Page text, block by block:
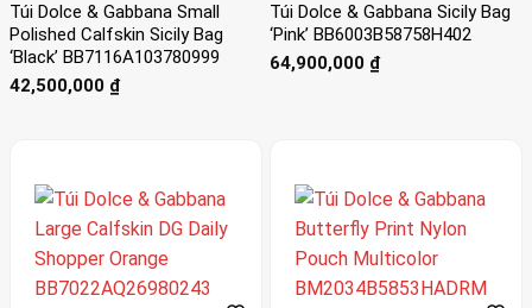
Túi Dolce & Gabbana Small
Polished Calfskin Sicily Bag
‘Black’ BB7116A103780999
42,500,000 ₫
Túi Dolce & Gabbana Sicily Bag
‘Pink’ BB6003B58758H402
64,900,000 ₫